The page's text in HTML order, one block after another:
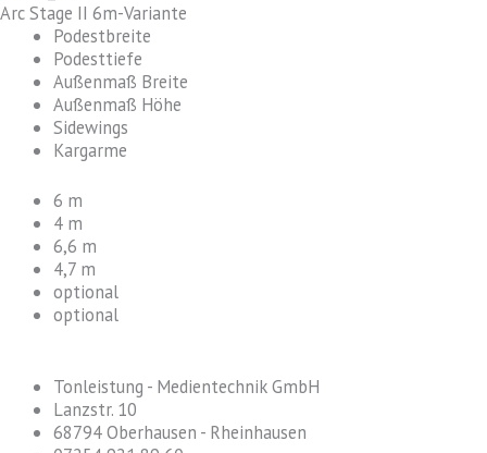
Arc Stage II 6m-Variante
Podestbreite
Podesttiefe
Außenmaß Breite
Außenmaß Höhe
Sidewings
Kargarme
6 m
4 m
6,6 m
4,7 m
optional
optional
Tonleistung - Medientechnik GmbH
Lanzstr. 10
68794 Oberhausen - Rheinhausen